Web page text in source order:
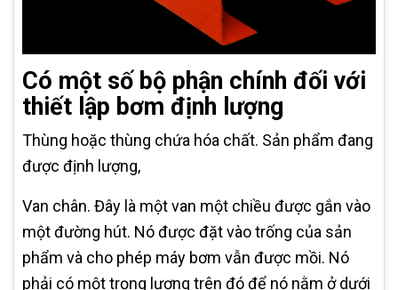
Có một số bộ phận chính đối với
thiết lập bơm định lượng
Thùng hoặc thùng chứa hóa chất. Sản phẩm đang
được định lượng,
Van chân. Đây là một van một chiều được gắn vào
một đường hút. Nó được đặt vào trống của sản
phẩm và cho phép máy bơm vẫn được mồi. Nó
phải có một trọng lượng trên đó để nó nằm ở dưới